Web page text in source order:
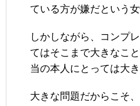
ている方が嫌だという
しかしながら、コンプ
てはそこまで大きなこ
当の本人にとっては大き
大きな問題だからこそ